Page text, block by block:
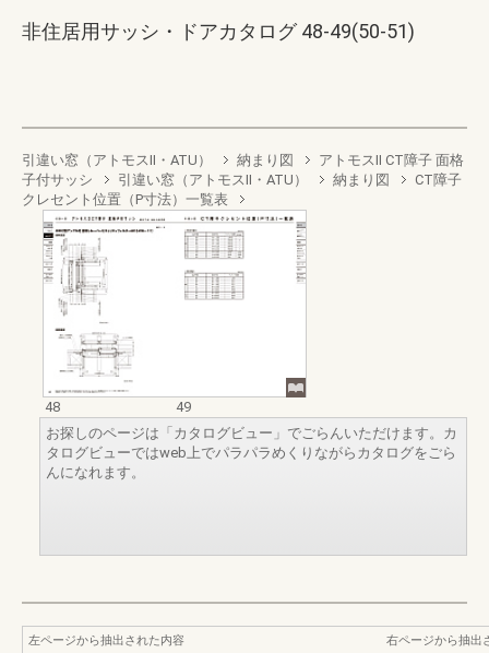
非住居用サッシ・ドアカタログ 48-49(50-51)
引違い窓（アトモスII・ATU） 納まり図
アトモスII CT障子 面格
子付サッシ
引違い窓（アトモスII・ATU） 納まり図
CT障子
クレセント位置（P寸法）一覧表
48
49
お探しのページは「カタログビュー」でごらんいただけます。カ
タログビューではweb上でパラパラめくりながらカタログをごら
んになれます。
左ページから抽出された内容
右ページから抽出